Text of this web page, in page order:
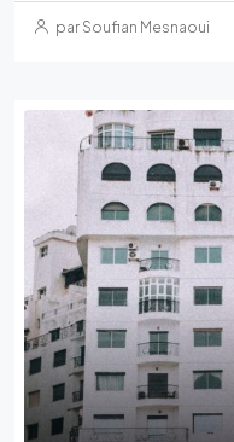
par Soufian Mesnaoui